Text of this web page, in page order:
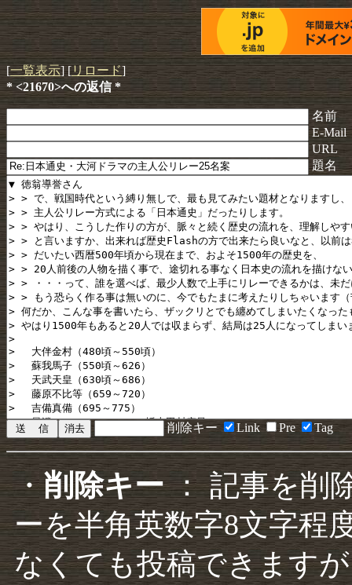
[一覧表示] [リロード]
* <21670>への返信 *
名前
E-Mail
URL
題名
削除キー Link Pre Tag
・削除キー： 記事を削
ーを半角英数字8文字程
なくても投稿できます